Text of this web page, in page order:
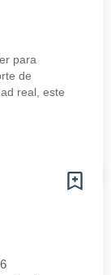
para
de
real, este